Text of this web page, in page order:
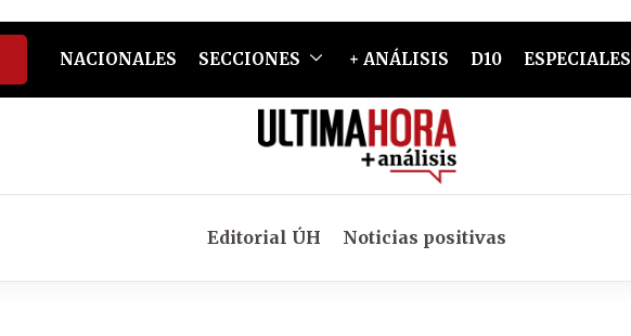
NACIONALES SECCIONES + ANÁLISIS D10 ESPECIALES
Editorial ÚH Noticias positivas